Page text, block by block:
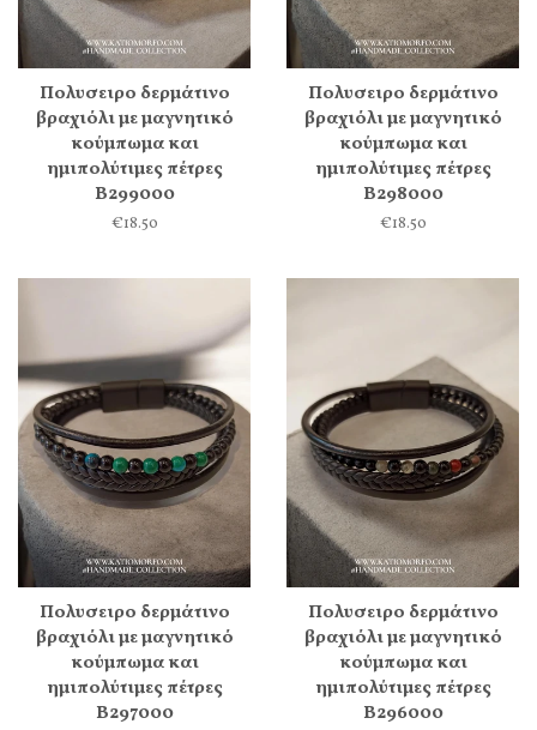
Πολυσειρο δερμάτινο
βραχιόλι με μαγνητικό
κούμπωμα και
ημιπολύτιμες πέτρες
Β299000
€18.50
Πολυσειρο δερμάτινο
βραχιόλι με μαγνητικό
κούμπωμα και
ημιπολύτιμες πέτρες
Β298000
€18.50
Πολυσειρο δερμάτινο
βραχιόλι με μαγνητικό
κούμπωμα και
ημιπολύτιμες πέτρες
Β297000
Πολυσειρο δερμάτινο
βραχιόλι με μαγνητικό
κούμπωμα και
ημιπολύτιμες πέτρες
Β296000